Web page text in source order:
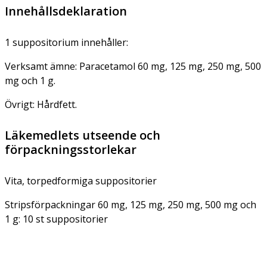
Innehållsdeklaration
1 suppositorium innehåller:
Verksamt ämne: Paracetamol 60 mg, 125 mg, 250 mg, 500
mg och 1 g.
Övrigt: Hårdfett.
Läkemedlets utseende och
förpackningsstorlekar
Vita, torpedformiga suppositorier
Stripsförpackningar 60 mg, 125 mg, 250 mg, 500 mg och
1 g: 10 st suppositorier